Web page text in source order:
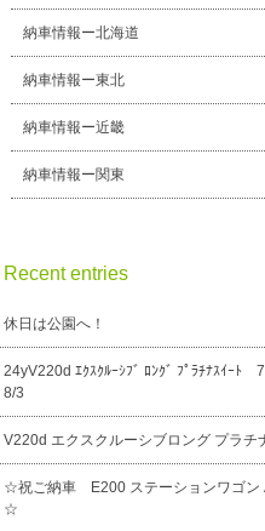
納車情報ー北海道
納車情報ー東北
納車情報ー近畿
納車情報ー関東
Recent entries
休日は公園へ！
24yV220d ｴｸｽｸﾙｰｼﾌﾞ ﾛﾝｸﾞ ﾌﾟﾗﾁﾅｽｲｰﾄ
8/3
V220d エクスクルーシブロング プラチ
☆祝ご納車 E200 ステーションワゴン
☆